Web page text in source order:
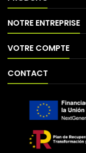
NOTRE ENTREPRISE
VOTRE COMPTE
CONTACT